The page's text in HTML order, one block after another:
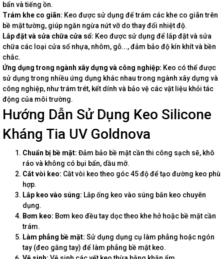
bẩn và tiếng ồn.
Trám khe co giãn: Keo được sử dụng để trám các khe co giãn trên
bề mặt tường, giúp ngăn ngừa nứt vỡ do thay đổi nhiệt độ.
Lắp đặt và sửa chữa cửa sổ: Keo được sử dụng để lắp đặt và sửa
chữa các loại cửa sổ nhựa, nhôm, gỗ..., đảm bảo độ kín khít và bền
chắc.
Ứng dụng trong ngành xây dựng và công nghiệp: Keo có thể được
sử dụng trong nhiều ứng dụng khác nhau trong ngành xây dựng và
công nghiệp, như trám trét, kết dính và bảo vệ các vật liệu khỏi tác
động của môi trường.
Hướng Dẫn Sử Dụng Keo Silicone
Kháng Tia UV Goldnova
Chuẩn bị bề mặt: Đảm bảo bề mặt cần thi công sạch sẽ, khô
ráo và không có bụi bẩn, dầu mỡ.
Cắt vòi keo: Cắt vòi keo theo góc 45 độ để tạo đường keo phù
hợp.
Lắp keo vào súng: Lắp ống keo vào súng bắn keo chuyên
dụng.
Bơm keo: Bơm keo đều tay dọc theo khe hở hoặc bề mặt cần
trám.
Làm phẳng bề mặt: Sử dụng dụng cụ làm phẳng hoặc ngón
tay (đeo găng tay) để làm phẳng bề mặt keo.